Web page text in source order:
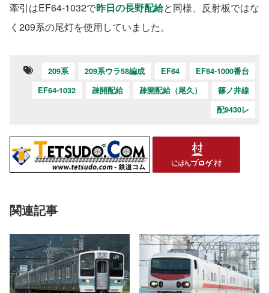
牽引はEF64-1032で昨日の長野配給と同様、反射板ではな
く209系の尾灯を使用していました。
209系 209系ウラ58編成 EF64
EF64-1000番台
EF64-1032
疎開配給 疎開配給（尾久）
篠ノ井線
配9430レ
関連記事